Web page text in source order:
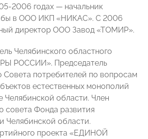
2006 годах — начальник
в ООО ИКП «НИКАС». С 2006
директор ООО Завод «ТОМИР».
Челябинского областного
РОССИИ». Председатель
Совета потребителей по вопросам
естественных монополий
Челябинской области. Член
совета Фонда развития
Челябинской области.
проекта «ЕДИНОЙ